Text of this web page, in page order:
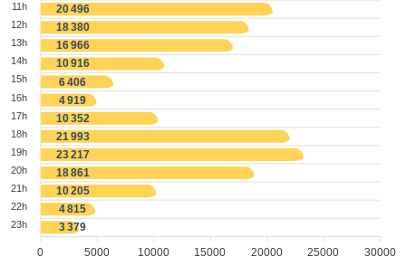
20 496
18 380
16 966
10 916
6 406
4 919
10 352
21 993
23 217
18 861
10 205
4 815
3 379
11h
12h
13h
14h
15h
16h
17h
18h
19h
20h
21h
22h
23h
30000
25000
20000
15000
10000
5000
0